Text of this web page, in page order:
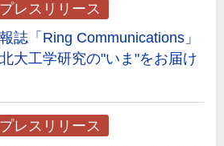
プレスリリース
誌「Ring Communications」
大工学研究の"いま"をお届け
プレスリリース